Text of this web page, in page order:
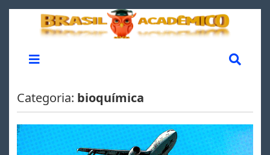
Categoria: bioquímica